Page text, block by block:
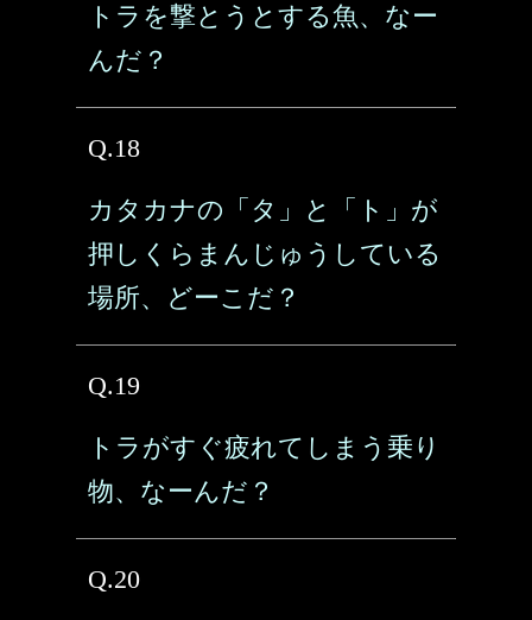
トラを撃とうとする魚、なー
んだ？
Q.18
カタカナの「タ」と「ト」が
押しくらまんじゅうしている
場所、どーこだ？
Q.19
トラがすぐ疲れてしまう乗り
物、なーんだ？
Q.20